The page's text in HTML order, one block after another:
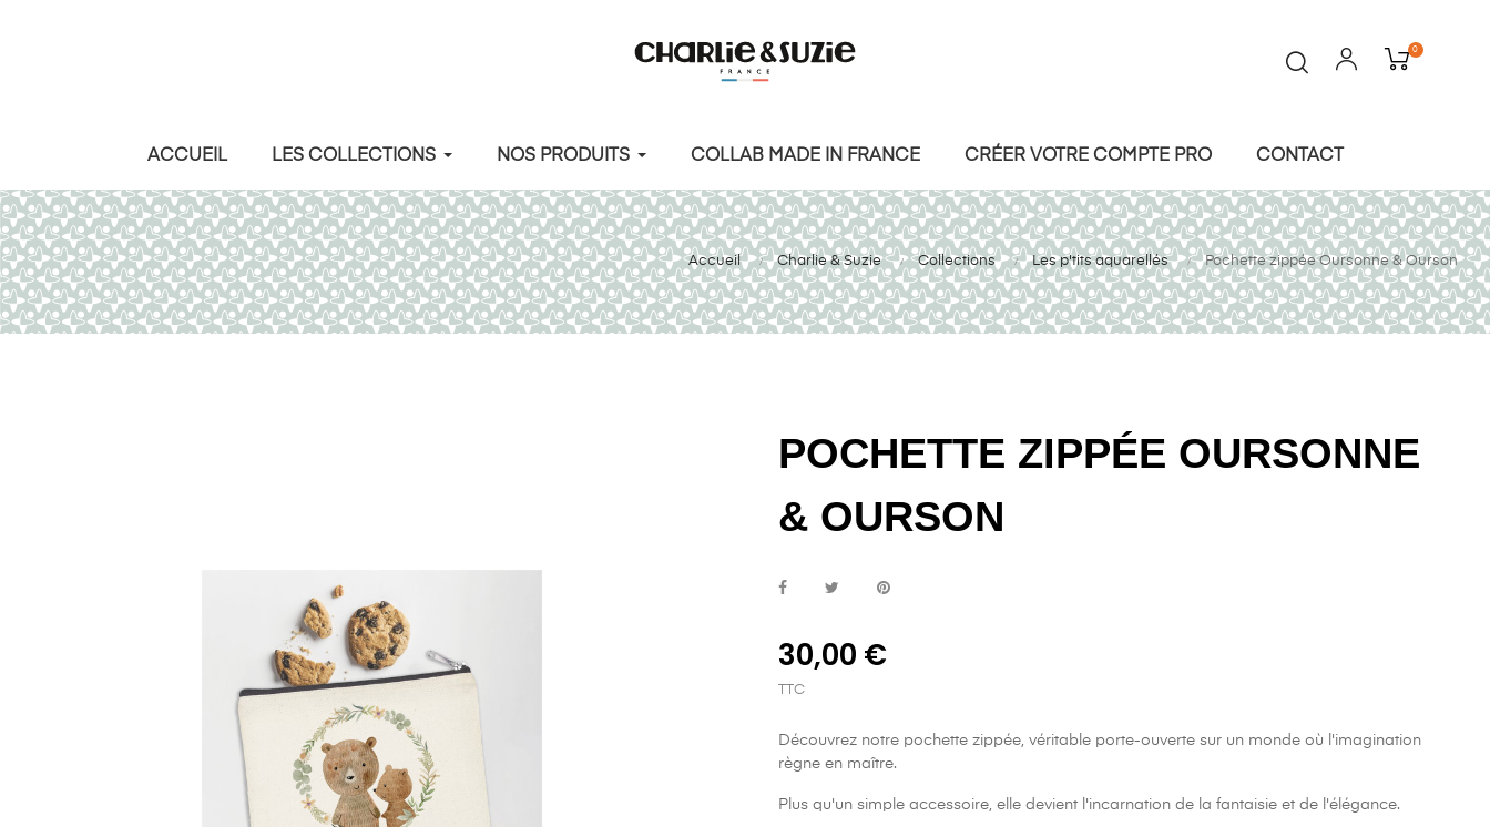
0
ACCUEIL LES COLLECTIONS NOS PRODUITS COLLAB MADE IN FRANCE CRÉER VOTRE COMPTE PRO CONTACT
Accueil Charlie & Suzie Collections Les p'tits aquarellés Pochette zippée Oursonne & Ourson
POCHETTE ZIPPÉE OURSONNE
& OURSON
30,00 €
TTC
Découvrez notre pochette zippée, véritable porte-ouverte sur un monde où l'imagination
règne en maître.
Plus qu'un simple accessoire, elle devient l'incarnation de la fantaisie et de l'élégance.